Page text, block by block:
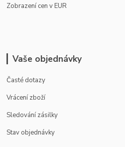
Zobrazení cen v EUR
Vaše objednávky
Časté dotazy
Vrácení zboží
Sledování zásilky
Stav objednávky